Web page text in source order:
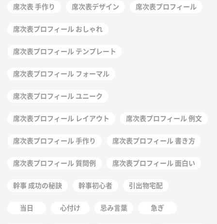
席次表 手作り 席次表デザイン 席次表プロフィール
席次表プロフィール おしゃれ
席次表プロフィール テンプレート
席次表プロフィール フォーマル
席次表プロフィール ユニーク
席次表プロフィール レイアウト 席次表プロフィール 例文
席次表プロフィール 手作り 席次表プロフィール 書き方
席次表プロフィール 質問例 席次表プロフィール 面白い
幹事 成功の秘訣 幹事初心者 引出物宅配
当日 心付け 忌み言葉 急ぎ